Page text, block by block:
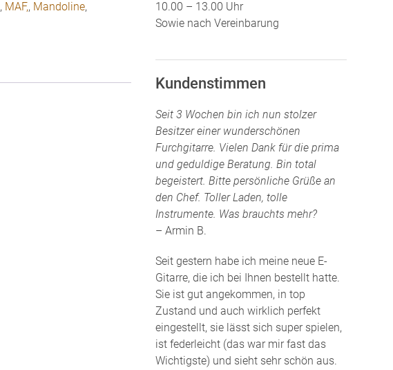
, MAF,, Mandoline,
10.00 – 13.00 Uhr
Sowie nach Vereinbarung
Kundenstimmen
Seit 3 Wochen bin ich nun stolzer
Besitzer einer wunderschönen
Furchgitarre. Vielen Dank für die prima
und geduldige Beratung. Bin total
begeistert. Bitte persönliche Grüße an
den Chef. Toller Laden, tolle
Instrumente. Was brauchts mehr?
– Armin B.
Seit gestern habe ich meine neue E-
Gitarre, die ich bei Ihnen bestellt hatte.
Sie ist gut angekommen, in top
Zustand und auch wirklich perfekt
eingestellt, sie lässt sich super spielen,
ist federleicht (das war mir fast das
Wichtigste) und sieht sehr schön aus.